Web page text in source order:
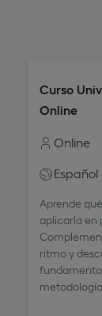
Curso
Online
Online
Español
Aprende
aplicarla en
ritmo y